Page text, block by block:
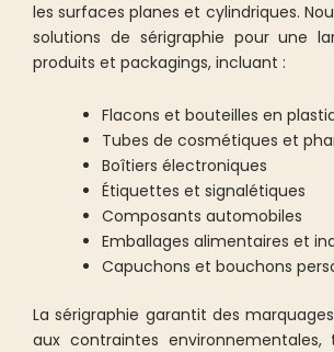
les surfaces planes et cylindriques.
solutions de sérigraphie pour une
produits et packagings, incluant :
Flacons et bouteilles en
Tubes de cosmétiques et
Boîtiers électroniques
Étiquettes et signalétiques
Composants automobiles
Emballages alimentaires et
Capuchons et bouchons
La sérigraphie garantit des
aux contraintes